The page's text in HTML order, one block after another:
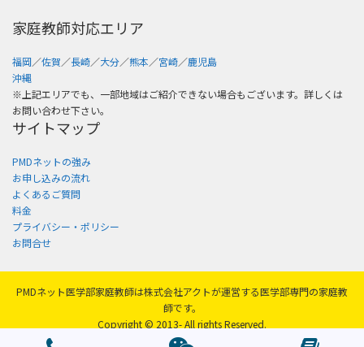
家庭教師対応エリア
福岡／佐賀／長崎／大分／熊本／宮崎／鹿児島
沖縄
※上記エリアでも、一部地域はご紹介できない場合もございます。詳しくは
お問い合わせ下さい。
サイトマップ
PMDネットの強み
お申し込みの流れ
よくあるご質問
料金
プライバシー・ポリシー
お問合せ
PMDネット医学部家庭教師は株式会社アクトが運営する医学部専門の家庭教
師です。
Copyright © 2013- All rights Reserved.